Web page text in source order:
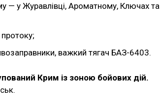
— у Журавлівці, Ароматному, Ключах та
важкий тягач БАЗ-6403.
Крим із зоною бойових дій.